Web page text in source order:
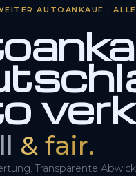
AUTOANKAUF ·
& fair.
Transparente